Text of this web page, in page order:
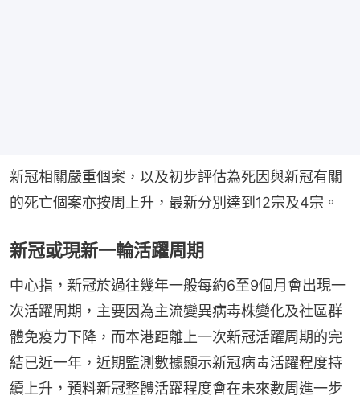
新冠相關嚴重個案，以及初步評估為死因與新冠有關
的死亡個案亦按周上升，最新分別達到12宗及4宗。
新冠或現新一輪活躍周期
中心指，新冠於過往幾年一般每約6至9個月會出現一
次活躍周期，主要因為主流變異病毒株變化及社區群
體免疫力下降，而本港距離上一次新冠活躍周期的完
結已近一年，近期監測數據顯示新冠病毒活躍程度持
續上升，預料新冠整體活躍程度會在未來數周進一步